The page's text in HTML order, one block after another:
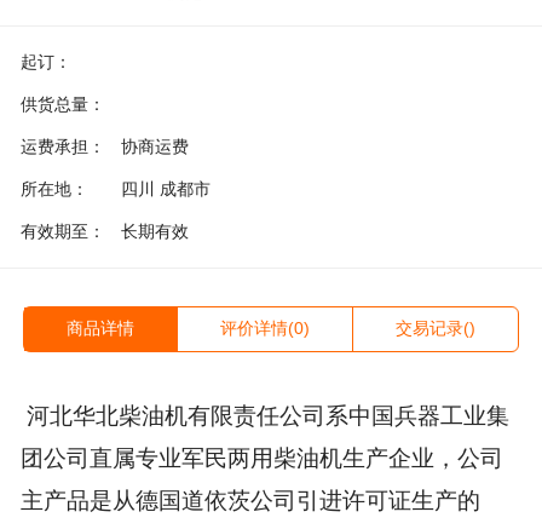
起订：
供货总量：
运费承担： 协商运费
所在地： 四川 成都市
有效期至： 长期有效
商品详情 评价详情(0) 交易记录()
河北华北柴油机有限责任公司系中国兵器工业集
团公司直属专业军民两用柴油机生产企业，公司
主产品是从德国道依茨公司引进许可证生产的